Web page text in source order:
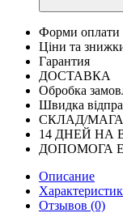
Форми оплати
Ціни та
Гарантия
ДОСТАВКА
Обробка
Швидка
СКЛАД/
14 ДНЕЙ НА
ДОПОМОГА
Описание
Отзывов (0)